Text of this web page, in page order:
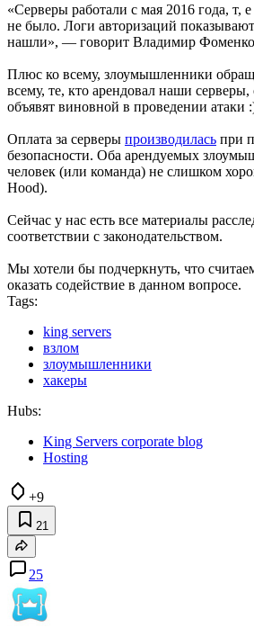
«Серверы работали с мая 2016 года,
не было. Логи авторизаций
нашли», — говорит Владимир Фоменко,
Плюс ко всему, злоумышленники
всему, те, кто арендовал наши
объявят виновной в проведении атаки
Оплата за серверы производилась при
безопасности. Оба арендуемых
человек (или команда) не слишком
Hood).
Сейчас у нас есть все материалы
соответствии с законодательством.
Мы хотели бы подчеркнуть, что
оказать содействие в данном вопросе.
Tags:
king servers
взлом
злоумышленники
хакеры
Hubs:
King Servers corporate blog
Hosting
+9
21
25